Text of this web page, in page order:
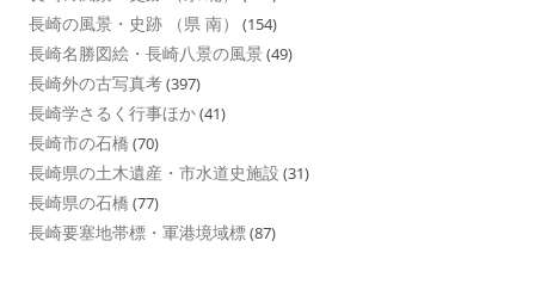
長崎の風景・史跡 （県 南） (154)
長崎名勝図絵・長崎八景の風景 (49)
長崎外の古写真考(397)
長崎学さるく行事ほか(41)
長崎市の石橋 (70)
長崎県の土木遺産・市水道史施設 (31)
長崎県の石橋 (77)
長崎要塞地帯標・軍港境域標(87)